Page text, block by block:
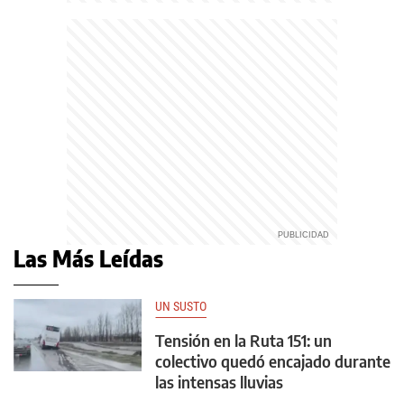
Las Más Leídas
UN SUSTO
Tensión en la Ruta 151: un
colectivo quedó encajado durante
las intensas lluvias